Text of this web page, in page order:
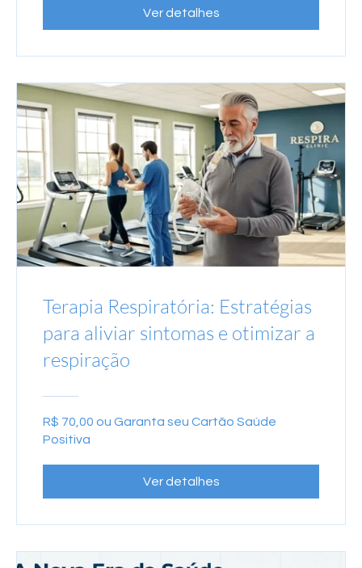
Ver detalhes
Terapia Respiratória: Estratégias
para aliviar sintomas e otimizar a
respiração
R$ 70,00 ou Garanta seu Cartão Saúde
Positiva
Ver detalhes